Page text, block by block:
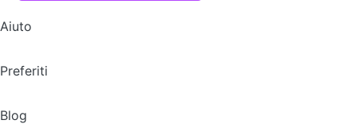
Aiuto
Preferiti
Blog